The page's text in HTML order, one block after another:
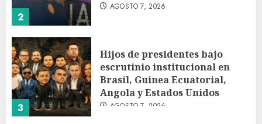
2
AGOSTO 7, 2026
3
Hijos de presidentes bajo
escrutinio institucional en
Brasil, Guinea Ecuatorial,
Angola y Estados Unidos
AGOSTO 7, 2026